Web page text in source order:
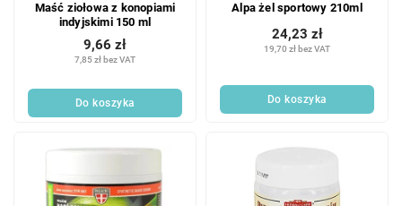
Maść ziołowa z konopiami
indyjskimi 150 ml
7,85 zł bez VAT
9,66 zł
Do koszyka
Alpa żel sportowy 210ml
19,70 zł bez VAT
24,23 zł
Do koszyka